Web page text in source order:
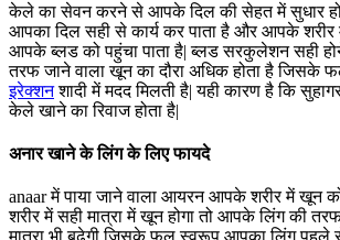
केले का सेवन करने से आपके दिल की सेहत में सुधार
आपका दिल सही से कार्य कर पाता है और आपके
आपके ब्लड को पहुंचा पाता है| ब्लड सरकुलेशन सही
तरफ जाने वाला खून का दौरा अधिक होता है
इरेक्शनशादी में मदद मिलती है| यही कारण है कि
केले खाने का रिवाज होता है|
अनार खाने के लिंग के लिए फायदे
anaar में पाया जाने वाला आयरन आपके शरीर में खून
शरीर में सही मात्रा में खून होगा तो आपके लिंग की